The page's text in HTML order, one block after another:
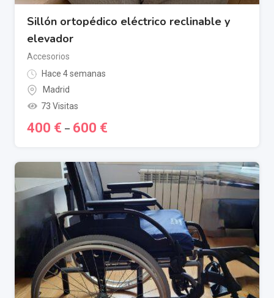
Sillón ortopédico eléctrico reclinable y
elevador
Accesorios
Hace 4 semanas
Madrid
73 Visitas
400 € – 600 €